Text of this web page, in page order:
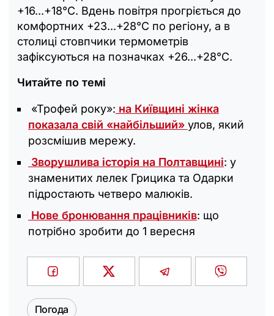
+16...+18°С. Вдень повітря прогріється до
комфортних +23...+28°С по регіону, а в
столиці стовпчики термометрів
зафіксуються на позначках +26...+28°С.
Читайте по темі
«Трофей року»: на Київщині жінка
показала свій «найбільший» улов, який
розсмішив мережу.
Зворушлива історія на Полтавщині: у
знаменитих лелек Грицика та Одарки
підростають четверо малюків.
Нове бронювання працівників: що
потрібно зробити до 1 вересня
Погода